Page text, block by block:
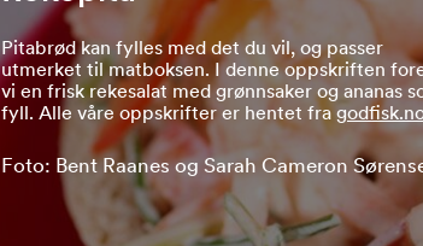
Pitabrød kan fylles med det du vil, og passer
utmerket til matboksen. I denne oppskriften
vi en frisk rekesalat med grønnsaker og ananas
fyll. Alle våre oppskrifter er hentet fra
Foto: Bent Raanes og Sarah Cameron